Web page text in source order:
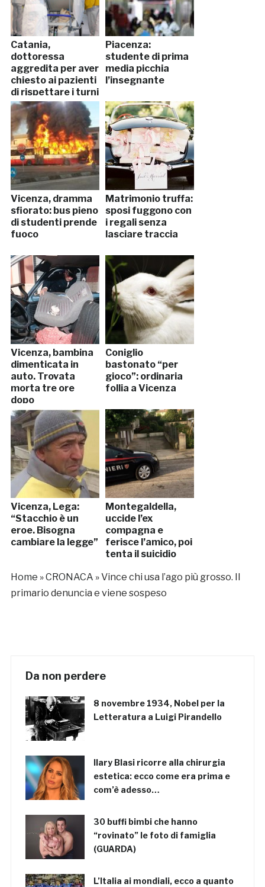
Catania,
dottoressa
aggredita per aver
chiesto ai pazienti
di rispettare i turni
Piacenza:
studente di prima
media picchia
l’insegnante
Vicenza, dramma
sfiorato: bus pieno
di studenti prende
fuoco
Matrimonio truffa:
sposi fuggono con
i regali senza
lasciare traccia
Vicenza, bambina
dimenticata in
auto. Trovata
morta tre ore
dopo
Coniglio
bastonato “per
gioco”: ordinaria
follia a Vicenza
Vicenza, Lega:
“Stacchio è un
eroe. Bisogna
cambiare la legge”
Montegaldella,
uccide l’ex
compagna e
ferisce l’amico, poi
tenta il suicidio
Home »CRONACA »Vince chi usa l’ago più grosso. Il
primario denuncia e viene sospeso
Da non perdere
8 novembre 1934, Nobel per la
Letteratura a Luigi Pirandello
Ilary Blasi ricorre alla chirurgia
estetica: ecco come era prima e
com’è adesso…
30 buffi bimbi che hanno
“rovinato” le foto di famiglia
(GUARDA)
L’Italia ai mondiali, ecco a quanto